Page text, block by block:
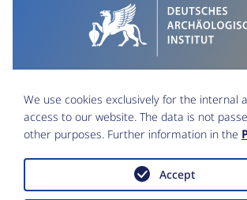
Data Protection
We use cookies exclusively for the internal
access to our website. The data is not
other purposes. Further information in the
Accept